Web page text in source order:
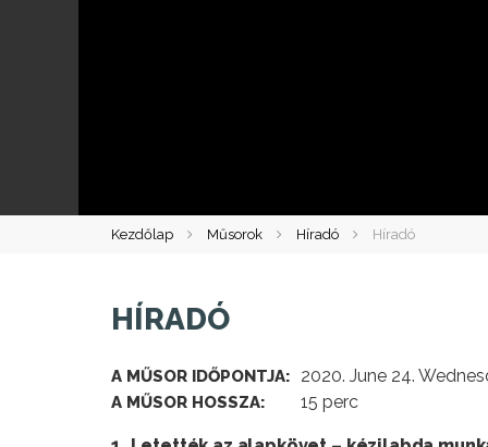
Kezdőlap Műsorok Híradó Híradó
HÍRADÓ
A MŰSOR IDŐPONTJA: 2020. June 24.
A MŰSOR HOSSZA: 15 perc